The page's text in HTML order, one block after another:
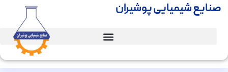
صنایع شیمیایی پوشیران